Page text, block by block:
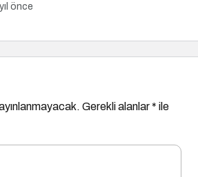
önce
Gerekli alanlar* ile